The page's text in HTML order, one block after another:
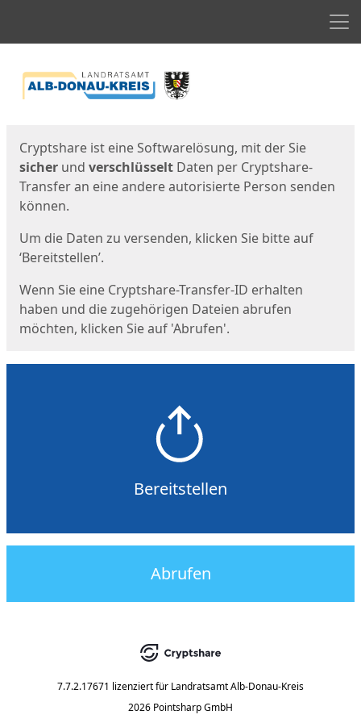
Cryptshare ist eine Softwarelösung, mit der Sie
sicher und verschlüsselt Daten per Cryptshare-
Transfer an eine andere autorisierte Person senden
können.
Um die Daten zu versenden, klicken Sie bitte auf
‘Bereitstellen’.
Wenn Sie eine Cryptshare-Transfer-ID erhalten
haben und die zugehörigen Dateien abrufen
möchten, klicken Sie auf 'Abrufen'.
Bereitstellen
Abrufen
7.7.2.17671 lizenziert für Landratsamt Alb-Donau-Kreis
2026 Pointsharp GmbH